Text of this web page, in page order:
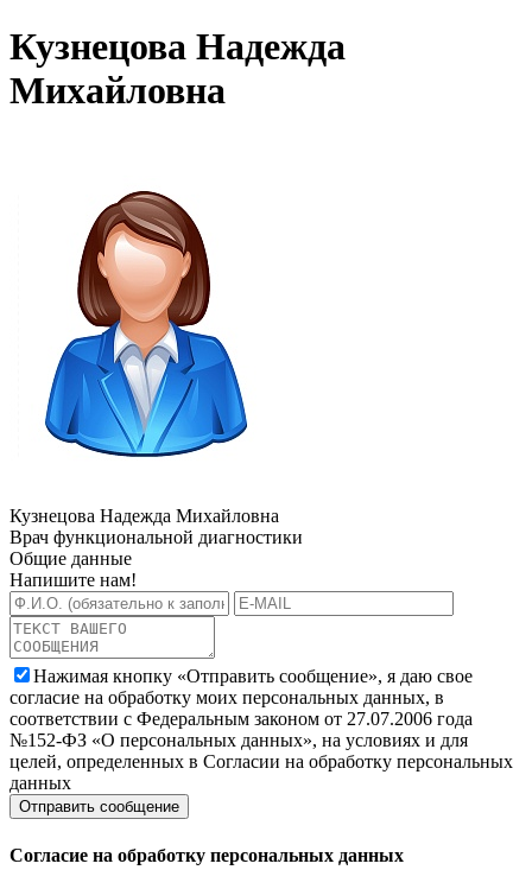
Кузнецова Надежда
Михайловна
Кузнецова Надежда Михайловна
Врач функциональной диагностики
Общие данные
Напишите нам!
Нажимая кнопку «Отправить сообщение», я даю свое
согласие на обработку моих персональных данных, в
соответствии с Федеральным законом от 27.07.2006 года
№152-ФЗ «О персональных данных», на условиях и для
целей, определенных в Согласии на обработку персональных
данных
Согласие на обработку персональных данных